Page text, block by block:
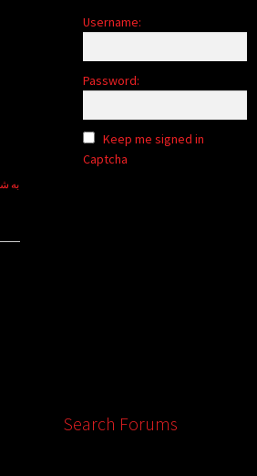
Username:
Password:
Keep me signed in
Captcha
Search Forums